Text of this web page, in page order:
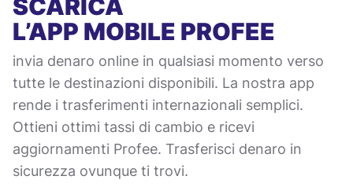
SCARICA
L’APP MOBILE PROFEE
invia denaro online in qualsiasi momento verso
tutte le destinazioni disponibili. La nostra app
rende i trasferimenti internazionali semplici.
Ottieni ottimi tassi di cambio e ricevi
aggiornamenti Profee. Trasferisci denaro in
sicurezza ovunque ti trovi.